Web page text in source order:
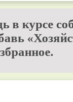
в курсе